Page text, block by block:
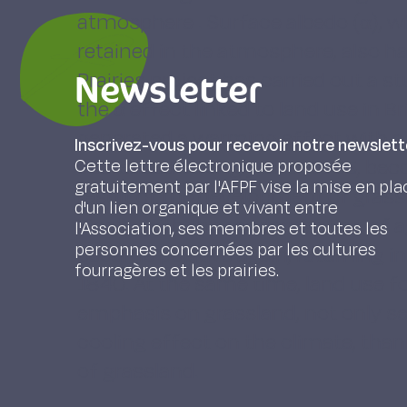
atmosphere . Surface albedo (α),
retained in the atmosphere, also
Prairies project has carried out a
the α effect linked to land use in
generated a warming effect with a
decreased strongly until 1955,
result of the development of
Finally, with the modernisation of
became positive again, returning
1840. At the same time, land use
emphasis on grassland, not only
cooling effect on the climate,
Newsletter
Inscrivez-vous pour recevoir notre
Cette lettre électronique proposée
gratuitement par l'AFPF vise la mise en
d'un lien organique et vivant entre
l'Association, ses membres et toutes les
personnes concernées par les cultures
fourragères et les prairies.